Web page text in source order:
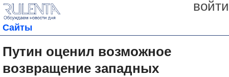
войти
Сайты
Путин оценил возможное
возвращение западных